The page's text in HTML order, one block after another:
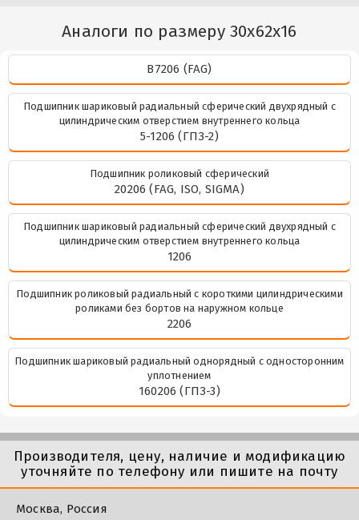
Аналоги по размеру 30x62x16
B7206 (FAG)
Подшипник шариковый радиальный сферический двухрядный с
цилиндрическим отверстием внутреннего кольца
5-1206 (ГПЗ-2)
Подшипник роликовый сферический
20206 (FAG, ISO, SIGMA)
Подшипник шариковый радиальный сферический двухрядный с
цилиндрическим отверстием внутреннего кольца
1206
Подшипник роликовый радиальный с короткими цилиндрическими
роликами без бортов на наружном кольце
2206
Подшипник шариковый радиальный однорядный с односторонним
уплотнением
160206 (ГПЗ-3)
Производителя, цену, наличие и модификацию
уточняйте по телефону или пишите на почту
Москва, Россия